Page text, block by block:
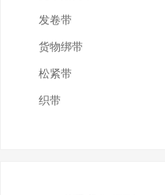
发卷带
货物绑带
松紧带
织带